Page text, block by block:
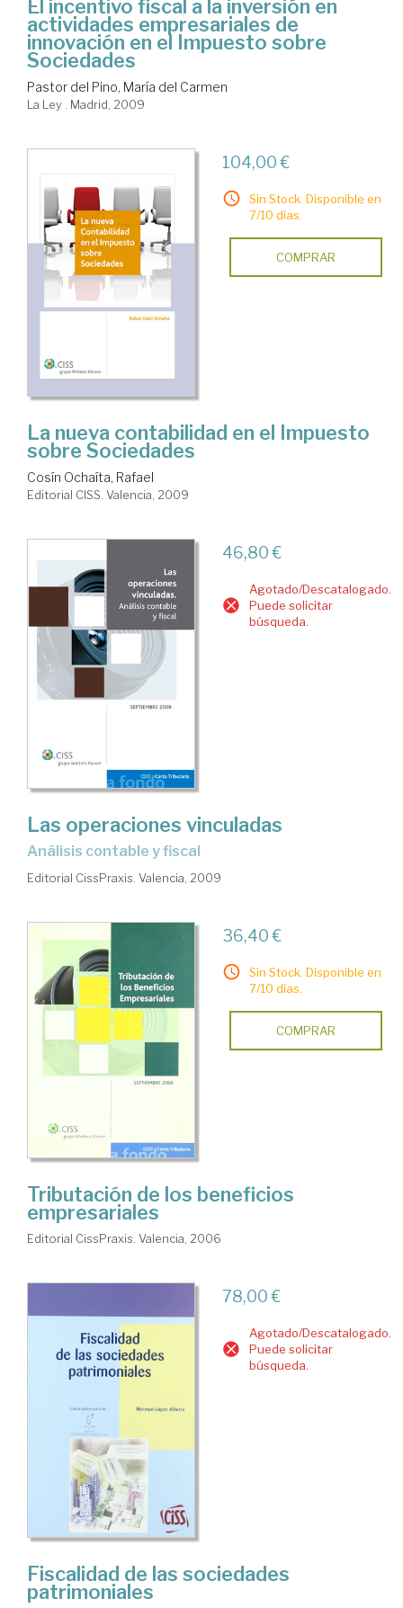
El incentivo fiscal a la inversión en
actividades empresariales de
innovación en el Impuesto sobre
Sociedades
Pastor del Pino, María del Carmen
La Ley . Madrid, 2009
104,00 €
Sin Stock. Disponible en
7/10 días.
COMPRAR
La nueva contabilidad en el Impuesto
sobre Sociedades
Cosín Ochaíta, Rafael
Editorial CISS. Valencia, 2009
46,80 €
Agotado/Descatalogado.
Puede solicitar
búsqueda.
Las operaciones vinculadas
análisis contable y fiscal
Editorial CissPraxis. Valencia, 2009
36,40 €
Sin Stock. Disponible en
7/10 días.
COMPRAR
Tributación de los beneficios
empresariales
Editorial CissPraxis. Valencia, 2006
78,00 €
Agotado/Descatalogado.
Puede solicitar
búsqueda.
Fiscalidad de las sociedades
patrimoniales